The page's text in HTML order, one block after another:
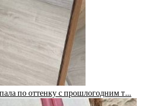
по оттенку с прошлогодним т…